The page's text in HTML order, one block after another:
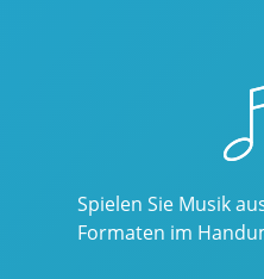
Spielen Sie Musik
Formaten im